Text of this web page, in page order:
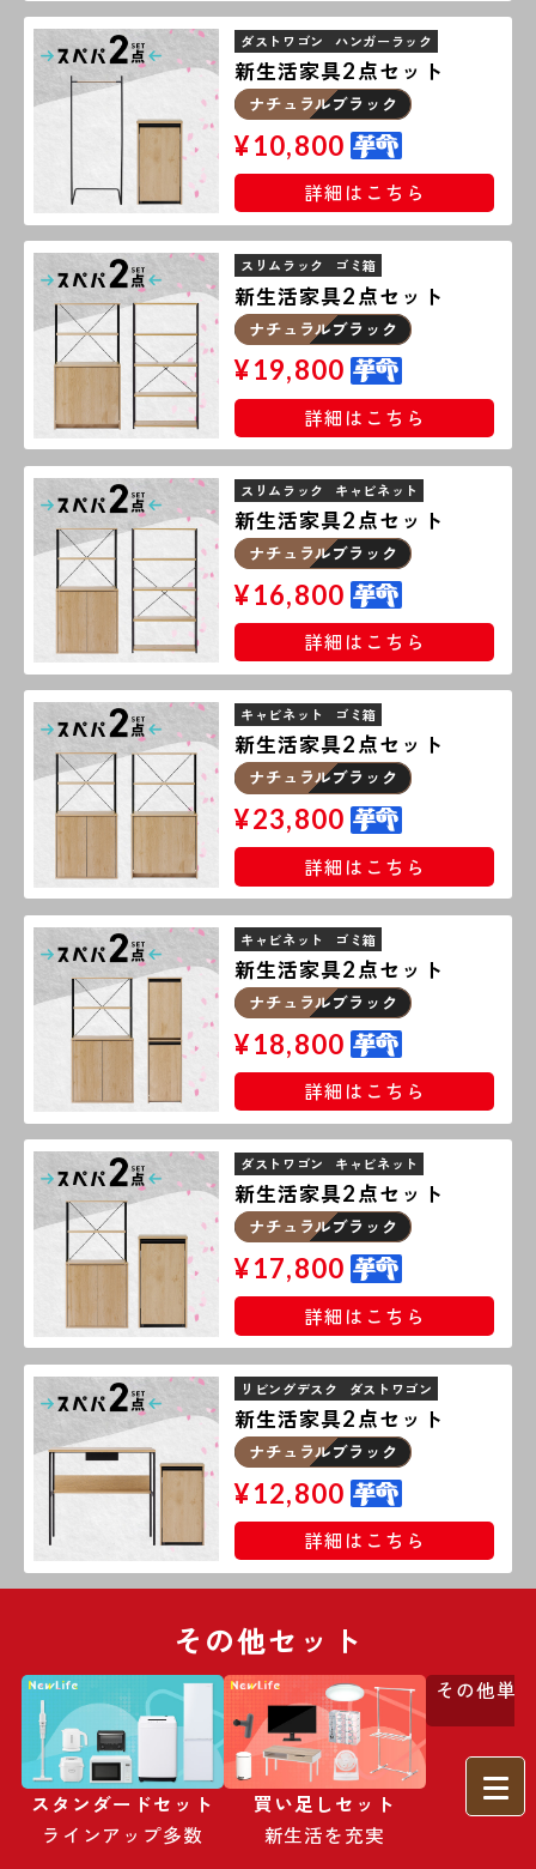
ダストワゴン ハンガーラック
新生活家具2点セット
ナチュラルブラック
¥10,800
詳細はこちら
スリムラック ゴミ箱
新生活家具2点セット
ナチュラルブラック
¥19,800
詳細はこちら
スリムラック キャビネット
新生活家具2点セット
ナチュラルブラック
¥16,800
詳細はこちら
キャビネット ゴミ箱
新生活家具2点セット
ナチュラルブラック
¥23,800
詳細はこちら
キャビネット ゴミ箱
新生活家具2点セット
ナチュラルブラック
¥18,800
詳細はこちら
ダストワゴン キャビネット
新生活家具2点セット
ナチュラルブラック
¥17,800
詳細はこちら
リビングデスク ダストワゴン
新生活家具2点セット
ナチュラルブラック
¥12,800
詳細はこちら
その他セット
スタンダードセット
ラインアップ多数
買い足しセット
新生活を充実
その他単